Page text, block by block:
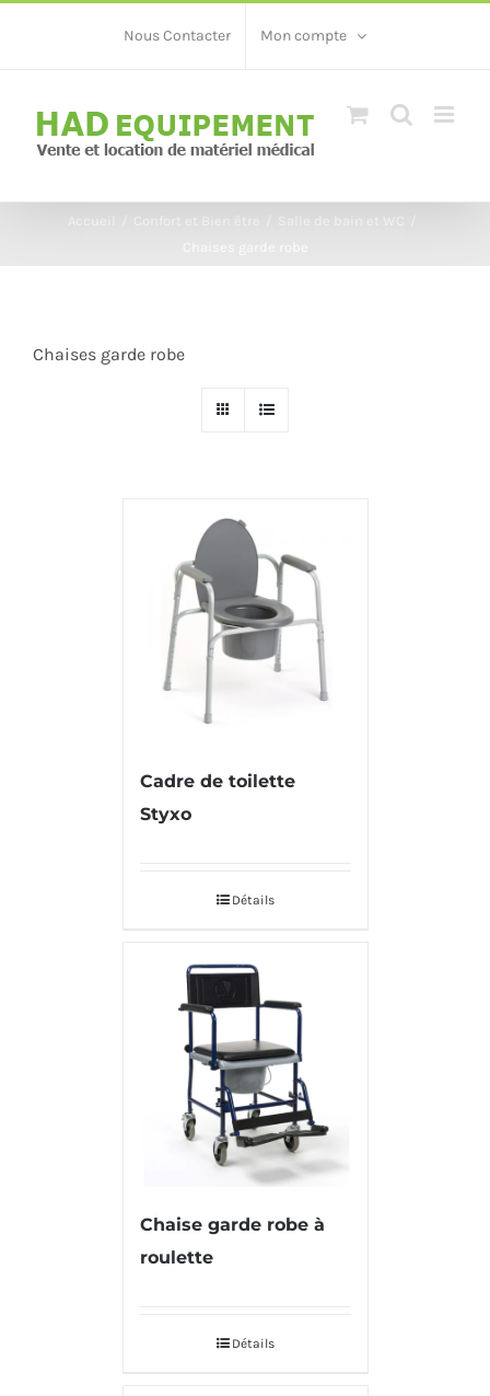
Nous Contacter Mon compte
Accueil Confort et Bien être Salle de bain et WC
Chaises garde robe
Cadre de toilette
Styxo
Détails
Chaise garde robe à
roulette
Détails